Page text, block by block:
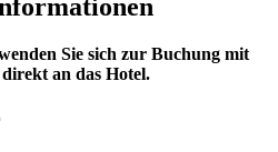
Sie sich zur Buchung mit
an das Hotel.